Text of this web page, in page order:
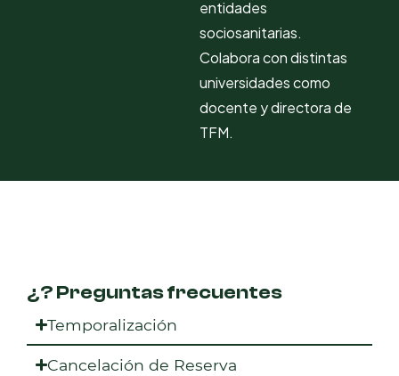
entidades
sociosanitarias.
Colabora con distintas
universidades como
docente y directora de
TFM.
¿? Preguntas frecuentes
Temporalización
Cancelación de Reserva